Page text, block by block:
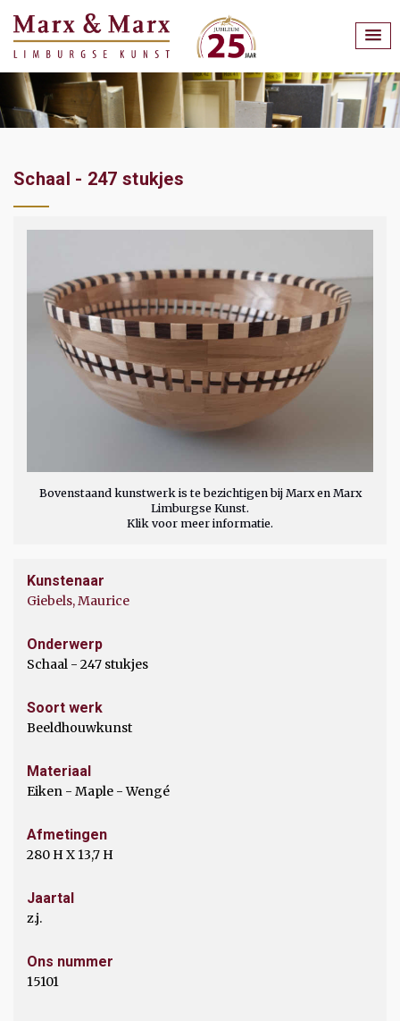
Schaal - 247 stukjes
Bovenstaand kunstwerk is te bezichtigen bij Marx en Marx
Limburgse Kunst.
Klik voor meer informatie.
Kunstenaar
Giebels, Maurice
Onderwerp
Schaal - 247 stukjes
Soort werk
Beeldhouwkunst
Materiaal
Eiken - Maple - Wengé
Afmetingen
280 H X 13,7 H
Jaartal
z.j.
Ons nummer
15101